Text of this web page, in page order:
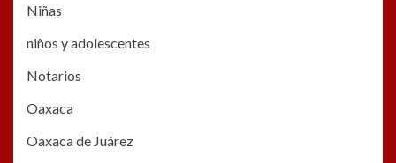
Niñas
niños y adolescentes
Notarios
Oaxaca
Oaxaca de Juárez